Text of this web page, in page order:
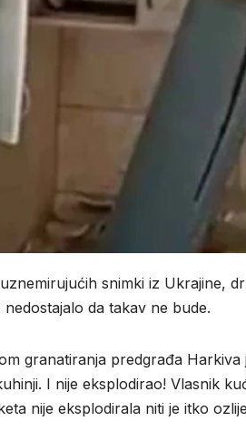
snimki iz Ukrajine,
nedostajalo da takav ne bude.
granatiranja predgrađa
I nije eksplodirao! Vlasnik
nije eksplodirala niti je itko